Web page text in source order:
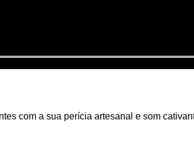
com a sua perícia artesanal e som